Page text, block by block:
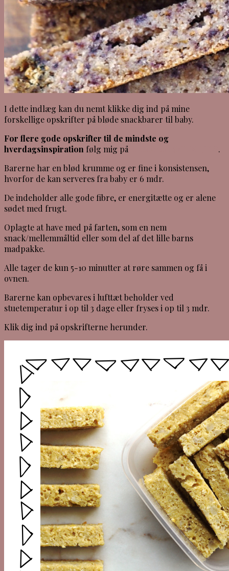
I dette indlæg kan du nemt klikke dig ind på mine
forskellige opskrifter på bløde snackbarer til baby.
For flere gode opskrifter til de mindste og
hverdagsinspiration følg mig på
.
Barerne har en blød krumme og er fine i konsistensen,
hvorfor de kan serveres fra baby er 6 mdr.
De indeholder alle gode fibre, er energitætte og er alene
sødet med frugt.
Oplagte at have med på farten, som en nem
snack/mellemmåltid eller som del af det lille barns
madpakke.
Alle tager de kun 5-10 minutter at røre sammen og få i
ovnen.
Barerne kan opbevares i lufttæt beholder ved
stuetemperatur i op til 3 dage eller fryses i op til 3 mdr.
Klik dig ind på opskrifterne herunder.